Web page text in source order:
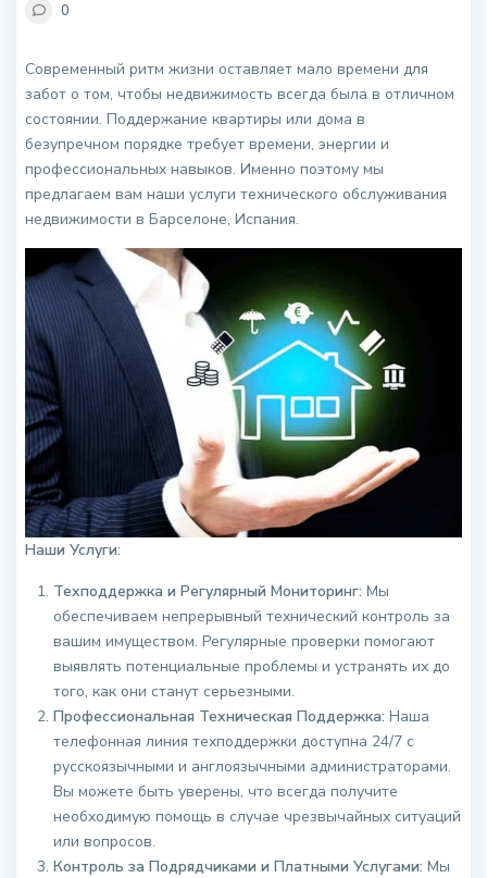
0
Современный ритм жизни оставляет мало времени для
забот о том, чтобы недвижимость всегда была в отличном
состоянии. Поддержание квартиры или дома в
безупречном порядке требует времени, энергии и
профессиональных навыков. Именно поэтому мы
предлагаем вам наши услуги технического обслуживания
недвижимости в Барселоне, Испания.
Наши Услуги:
Техподдержка и Регулярный Мониторинг: Мы
обеспечиваем непрерывный технический контроль за
вашим имуществом. Регулярные проверки помогают
выявлять потенциальные проблемы и устранять их до
того, как они станут серьезными.
Профессиональная Техническая Поддержка: Наша
телефонная линия техподдержки доступна 24/7 с
русскоязычными и англоязычными администраторами.
Вы можете быть уверены, что всегда получите
необходимую помощь в случае чрезвычайных ситуаций
или вопросов.
Контроль за Подрядчиками и Платными Услугами: Мы